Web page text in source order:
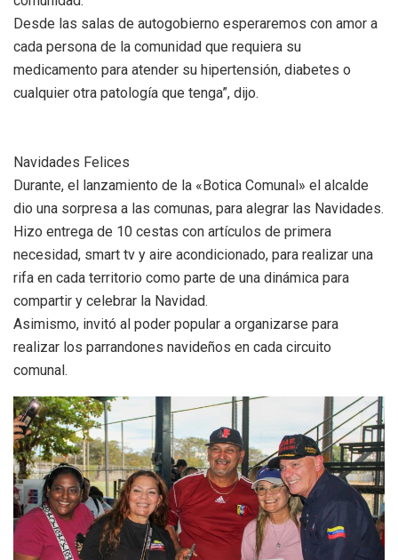
Desde las salas de autogobierno esperaremos con amor a
cada persona de la comunidad que requiera su
medicamento para atender su hipertensión, diabetes o
cualquier otra patología que tenga”, dijo.
Navidades Felices
Durante, el lanzamiento de la «Botica Comunal» el alcalde
dio una sorpresa a las comunas, para alegrar las Navidades.
Hizo entrega de 10 cestas con artículos de primera
necesidad, smart tv y aire acondicionado, para realizar una
rifa en cada territorio como parte de una dinámica para
compartir y celebrar la Navidad.
Asimismo, invitó al poder popular a organizarse para
realizar los parrandones navideños en cada circuito
comunal.